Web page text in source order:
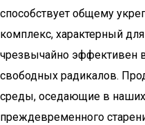
способствует общему
комплекс, характерный
чрезвычайно эффективен
свободных радикалов.
среды, оседающие в наших
преждевременного